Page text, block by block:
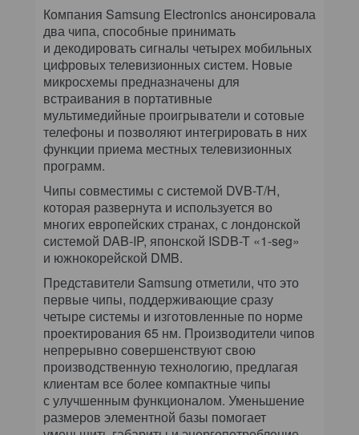
Компания Samsung Electronics анонсировала
два чипа, способные принимать
и декодировать сигналы четырех мобильных
цифровых телевизионных систем. Новые
микросхемы предназначены для
встраивания в портативные
мультимедийные проигрыватели и сотовые
телефоны и позволяют интегрировать в них
функции приема местных телевизионных
программ.
Чипы совместимы с системой DVB-T/H,
которая развернута и используется во
многих европейских странах, с лондонской
системой DAB-IP, японской ISDB-T «1-seg»
и южнокорейской DMB.
Представители Samsung отметили, что это
первые чипы, поддерживающие сразу
четыре системы и изготовленные по норме
проектирования 65 нм. Производители чипов
непрерывно совершенствуют свою
производственную технологию, предлагая
клиентам все более компактные чипы
с улучшенным функционалом. Уменьшение
размеров элементной базы помогает